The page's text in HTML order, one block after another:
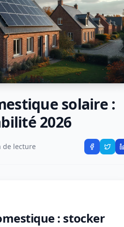
solaire :
2026
de lecture
: stocker